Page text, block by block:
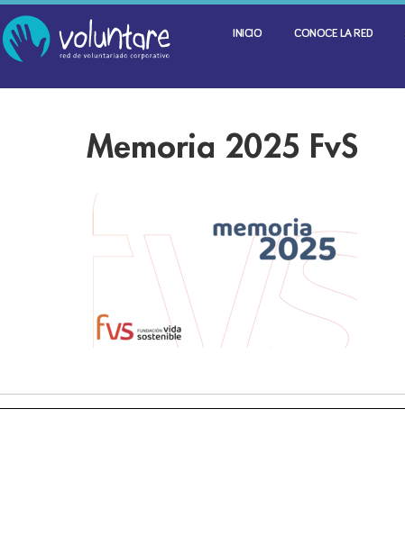
INICIO CONOCE LA RED
Memoria 2025 FvS